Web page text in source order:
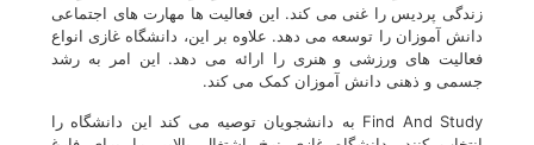
زندگی پردیس را غنی می کند. این فعالیت ها مهارت های اجتماعی
دانش آموزان را توسعه می دهد. علاوه بر این، دانشگاه غازی انواع
فعالیت های ورزشی و هنری را ارائه می دهد. این امر به رشد
جسمی و ذهنی دانش آموزان کمک می کند.
Find And Study به دانشجویان توصیه می کند این دانشگاه را